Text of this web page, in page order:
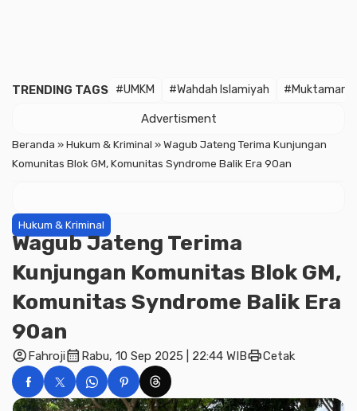
TRENDING TAGS #UMKM #Wahdah Islamiyah #Muktamar
Advertisment
Beranda »Hukum & Kriminal »Wagub Jateng Terima Kunjungan
Komunitas Blok GM, Komunitas Syndrome Balik Era 90an
Hukum & Kriminal
Wagub Jateng Terima
Kunjungan Komunitas Blok GM,
Komunitas Syndrome Balik Era
90an
account_circleFahrojicalendar_month Rabu, 10 Sep 2025 | 22:44 WIBprintCetak